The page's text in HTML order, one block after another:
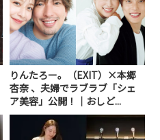
りんたろー。（EXIT）×本郷
杏奈 、夫婦でラブラブ「シェ
ア美容」公開！｜おしど...